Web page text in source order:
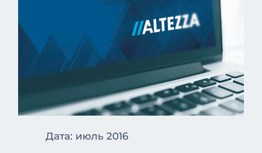
Дата: июль 2016